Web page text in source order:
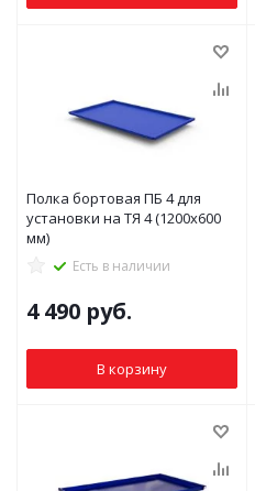
Полка бортовая ПБ 4 для
установки на ТЯ 4 (1200x600
мм)
Есть в наличии
4 490 руб.
В корзину